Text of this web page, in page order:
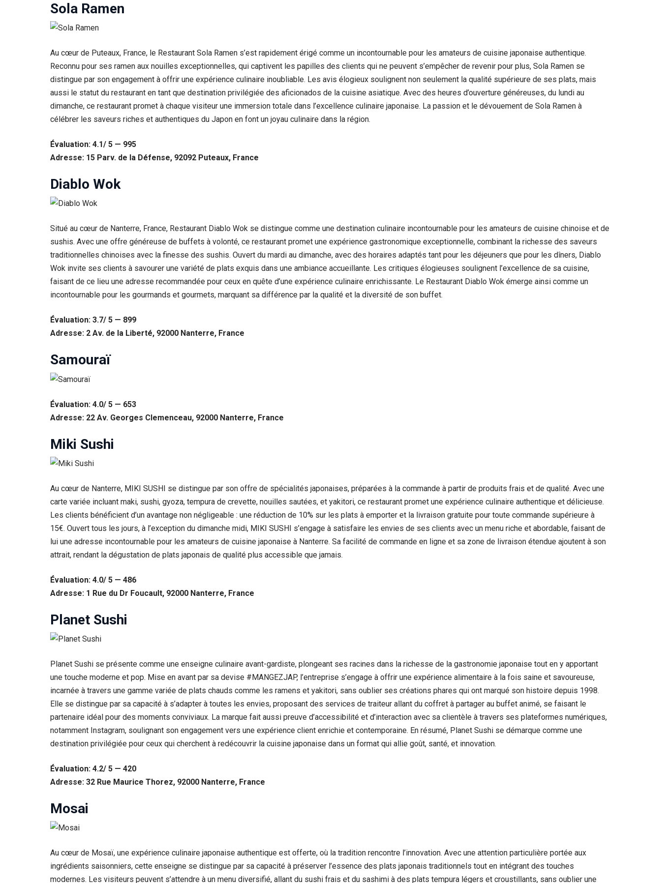
Sola Ramen
Au cœur de Puteaux, France, le Restaurant Sola Ramen s’est rapidement érigé comme un incontournable pour les amateurs de cuisine japonaise authentique.
Reconnu pour ses ramen aux nouilles exceptionnelles, qui captivent les papilles des clients qui ne peuvent s’empêcher de revenir pour plus, Sola Ramen se
distingue par son engagement à offrir une expérience culinaire inoubliable. Les avis élogieux soulignent non seulement la qualité supérieure de ses plats, mais
aussi le statut du restaurant en tant que destination privilégiée des aficionados de la cuisine asiatique. Avec des heures d’ouverture généreuses, du lundi au
dimanche, ce restaurant promet à chaque visiteur une immersion totale dans l’excellence culinaire japonaise. La passion et le dévouement de Sola Ramen à
célébrer les saveurs riches et authentiques du Japon en font un joyau culinaire dans la région.
Évaluation: 4.1/ 5 — 995
Adresse: 15 Parv. de la Défense, 92092 Puteaux, France
Diablo Wok
Situé au cœur de Nanterre, France, Restaurant Diablo Wok se distingue comme une destination culinaire incontournable pour les amateurs de cuisine chinoise et de
sushis. Avec une offre généreuse de buffets à volonté, ce restaurant promet une expérience gastronomique exceptionnelle, combinant la richesse des saveurs
traditionnelles chinoises avec la finesse des sushis. Ouvert du mardi au dimanche, avec des horaires adaptés tant pour les déjeuners que pour les dîners, Diablo
Wok invite ses clients à savourer une variété de plats exquis dans une ambiance accueillante. Les critiques élogieuses soulignent l’excellence de sa cuisine,
faisant de ce lieu une adresse recommandée pour ceux en quête d’une expérience culinaire enrichissante. Le Restaurant Diablo Wok émerge ainsi comme un
incontournable pour les gourmands et gourmets, marquant sa différence par la qualité et la diversité de son buffet.
Évaluation: 3.7/ 5 — 899
Adresse: 2 Av. de la Liberté, 92000 Nanterre, France
Samouraï
Évaluation: 4.0/ 5 — 653
Adresse: 22 Av. Georges Clemenceau, 92000 Nanterre, France
Miki Sushi
Au cœur de Nanterre, MIKI SUSHI se distingue par son offre de spécialités japonaises, préparées à la commande à partir de produits frais et de qualité. Avec une
carte variée incluant maki, sushi, gyoza, tempura de crevette, nouilles sautées, et yakitori, ce restaurant promet une expérience culinaire authentique et délicieuse.
Les clients bénéficient d’un avantage non négligeable : une réduction de 10% sur les plats à emporter et la livraison gratuite pour toute commande supérieure à
15€. Ouvert tous les jours, à l’exception du dimanche midi, MIKI SUSHI s’engage à satisfaire les envies de ses clients avec un menu riche et abordable, faisant de
lui une adresse incontournable pour les amateurs de cuisine japonaise à Nanterre. Sa facilité de commande en ligne et sa zone de livraison étendue ajoutent à son
attrait, rendant la dégustation de plats japonais de qualité plus accessible que jamais.
Évaluation: 4.0/ 5 — 486
Adresse: 1 Rue du Dr Foucault, 92000 Nanterre, France
Planet Sushi
Planet Sushi se présente comme une enseigne culinaire avant-gardiste, plongeant ses racines dans la richesse de la gastronomie japonaise tout en y apportant
une touche moderne et pop. Mise en avant par sa devise #MANGEZJAP, l’entreprise s’engage à offrir une expérience alimentaire à la fois saine et savoureuse,
incarnée à travers une gamme variée de plats chauds comme les ramens et yakitori, sans oublier ses créations phares qui ont marqué son histoire depuis 1998.
Elle se distingue par sa capacité à s’adapter à toutes les envies, proposant des services de traiteur allant du coffret à partager au buffet animé, se faisant le
partenaire idéal pour des moments conviviaux. La marque fait aussi preuve d’accessibilité et d’interaction avec sa clientèle à travers ses plateformes numériques,
notamment Instagram, soulignant son engagement vers une expérience client enrichie et contemporaine. En résumé, Planet Sushi se démarque comme une
destination privilégiée pour ceux qui cherchent à redécouvrir la cuisine japonaise dans un format qui allie goût, santé, et innovation.
Évaluation: 4.2/ 5 — 420
Adresse: 32 Rue Maurice Thorez, 92000 Nanterre, France
Mosai
Au cœur de Mosaï, une expérience culinaire japonaise authentique est offerte, où la tradition rencontre l’innovation. Avec une attention particulière portée aux
ingrédients saisonniers, cette enseigne se distingue par sa capacité à préserver l’essence des plats japonais traditionnels tout en intégrant des touches
modernes. Les visiteurs peuvent s’attendre à un menu diversifié, allant du sushi frais et du sashimi à des plats tempura légers et croustillants, sans oublier une
Nécessaire
Ces cookies ne
nécessaires au
fonctionnement
Statistiques
améliorer la
et la structure
du site Web,
Experience
aussi bien que
possible lors
de votre visite.